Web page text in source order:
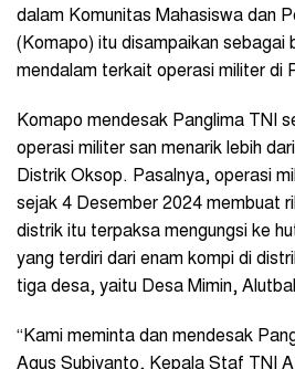
dalam Komunitas Mahasiswa dan
(Komapo) itu disampaikan sebagai
mendalam terkait operasi militer di
Komapo mendesak Panglima TNI
operasi militer san menarik lebih
Distrik Oksop. Pasalnya, operasi
sejak 4 Desember 2024 membuat
distrik itu terpaksa mengungsi ke
yang terdiri dari enam kompi di
tiga desa, yaitu Desa Mimin,
“Kami meminta dan mendesak
Agus Subiyanto, Kepala Staf TNI